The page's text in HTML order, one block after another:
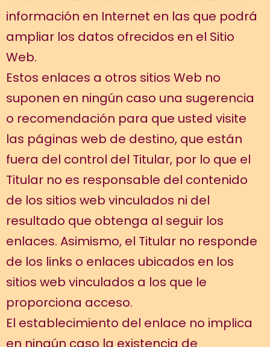
información en Internet en las que podrá
ampliar los datos ofrecidos en el Sitio
Web.
Estos enlaces a otros sitios Web no
suponen en ningún caso una sugerencia
o recomendación para que usted visite
las páginas web de destino, que están
fuera del control del Titular, por lo que el
Titular no es responsable del contenido
de los sitios web vinculados ni del
resultado que obtenga al seguir los
enlaces. Asimismo, el Titular no responde
de los links o enlaces ubicados en los
sitios web vinculados a los que le
proporciona acceso.
El establecimiento del enlace no implica
en ningún caso la existencia de